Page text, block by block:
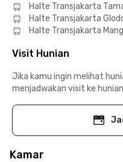
Halte Transjakarta
Halte Transjakarta
Halte Transjakarta
Visit Hunian
Jika kamu ingin melihat
menjadwakan visit ke
Kamar